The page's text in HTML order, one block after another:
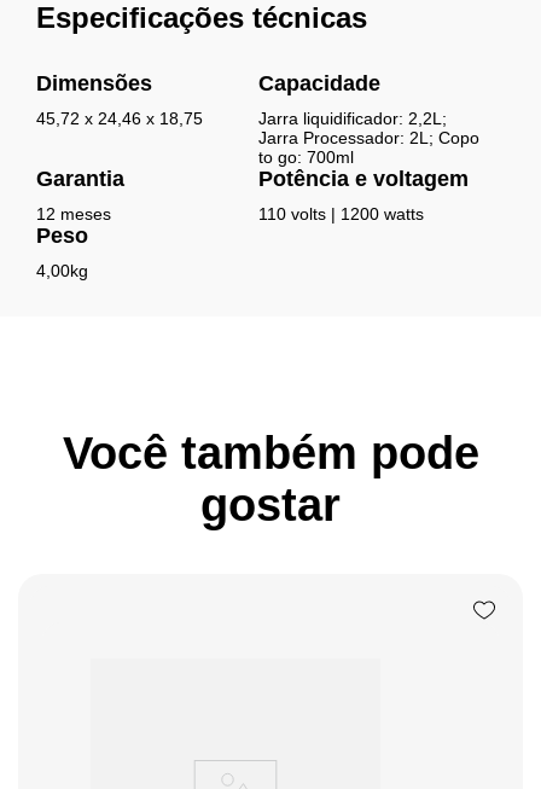
Especificações técnicas
Dimensões
45,72 x 24,46 x 18,75
Capacidade
Jarra liquidificador: 2,2L;
Jarra Processador: 2L; Copo
to go: 700ml
Garantia
12 meses
Potência e voltagem
110 volts | 1200 watts
Peso
4,00kg
Você também pode
gostar